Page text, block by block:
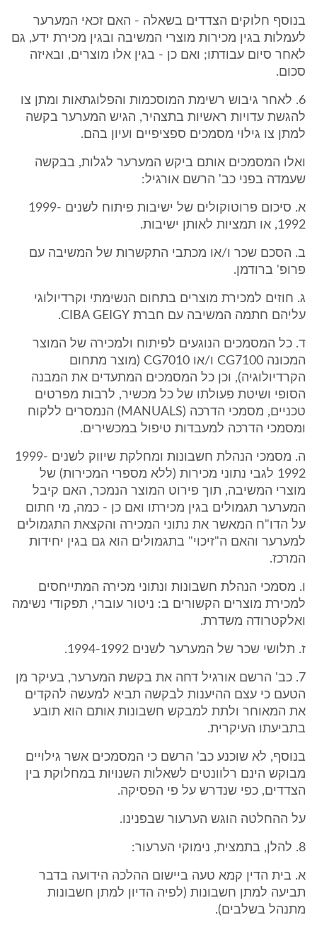
בנוסף חלוקים הצדדים בשאלה - האם זכאי המערער
לעמלות בגין מכירות מוצרי המשיבה ובגין מכירת ידע, גם
לאחר סיום עבודתו; ואם כן - בגין אלו מוצרים, ובאיזה
סכום.
6. לאחר גיבוש רשימת המוסכמות והפלוגתאות ומתן צו
להגשת עדויות ראשיות בתצהיר, הגיש המערער בקשה
למתן צו גילוי מסמכים ספציפיים ועיון בהם.
ואלו המסמכים אותם ביקש המערער לגלות, בבקשה
שעמדה בפני כב' הרשם אורגיל:
א. סיכום פרוטוקולים של ישיבות פיתוח לשנים 1999-
1992, או תמציות לאותן ישיבות.
ב. הסכם שכר ו/או מכתבי התקשרות של המשיבה עם
פרופ' ברודמן.
ג. חוזים למכירת מוצרים בתחום הנשימתי וקרדיולוגי
עליהם חתמה המשיבה עם חברת CIBA GEIGY.
ד. כל המסמכים הנוגעים לפיתוח ולמכירה של המוצר
המכונה CG7100 ו/או CG7010 (מוצר מתחום
הקרדיולוגיה), וכן כל המסמכים המתעדים את המבנה
הסופי ושיטת פעולתו של כל מכשיר, לרבות מפרטים
טכניים, מסמכי הדרכה (MANUALS) הנמסרים ללקוח
ומסמכי הדרכה למעבדות טיפול במכשירים.
ה. מסמכי הנהלת חשבונות ומחלקת שיווק לשנים 1999-
1992 לגבי נתוני מכירות (ללא מספרי המכירות) של
מוצרי המשיבה, תוך פירוט המוצר הנמכר, האם קיבל
המערער תגמולים בגין מכירתו ואם כן - כמה, מי חתום
על הדו"ח המאשר את נתוני המכירה והקצאת התגמולים
למערער והאם ה"זיכוי" בתגמולים הוא גם בגין יחידות
המרכז.
ו. מסמכי הנהלת חשבונות ונתוני מכירה המתייחסים
למכירת מוצרים הקשורים ב: ניטור עוברי, תפקודי נשימה
ואלקטרודה משדרת.
ז. תלושי שכר של המערער לשנים 1994-1992.
7. כב' הרשם אורגיל דחה את בקשת המערער, בעיקר מן
הטעם כי עצם ההיענות לבקשה תביא למעשה להקדים
את המאוחר ולתת למבקש חשבונות אותם הוא תובע
בתביעתו העיקרית.
בנוסף, לא שוכנע כב' הרשם כי המסמכים אשר גילויים
מבוקש הינם רלוונטים לשאלות השנויות במחלוקת בין
הצדדים, כפי שנדרש על פי הפסיקה.
על ההחלטה הוגש הערעור שבפנינו.
8. להלן, בתמצית, נימוקי הערעור:
א. בית הדין קמא טעה ביישום ההלכה הידועה בדבר
תביעה למתן חשבונות (לפיה הדיון למתן חשבונות
מתנהל בשלבים).